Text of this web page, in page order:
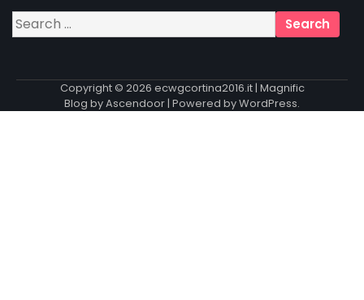
Search
for:
Copyright © 2026 ecwgcortina2016.it| Magnific
Blog byAscendoor| Powered byWordPress.